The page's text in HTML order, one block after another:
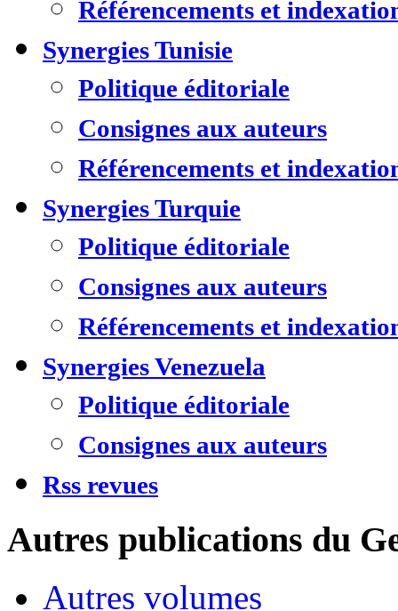
Référencements et
Synergies Tunisie
Politique éditoriale
Consignes aux auteurs
Référencements et
Synergies Turquie
Politique éditoriale
Consignes aux auteurs
Référencements et
Synergies Venezuela
Politique éditoriale
Consignes aux auteurs
Rss revues
Autres publications du
Autres volumes